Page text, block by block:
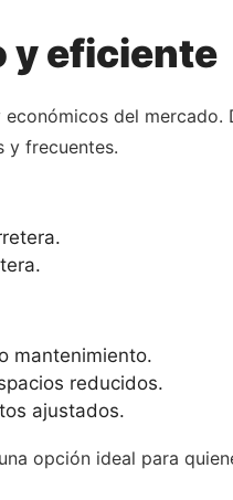
y eficiente
del
y frecuentes.
mantenimiento.
reducidos.
ajustados.
opción ideal para